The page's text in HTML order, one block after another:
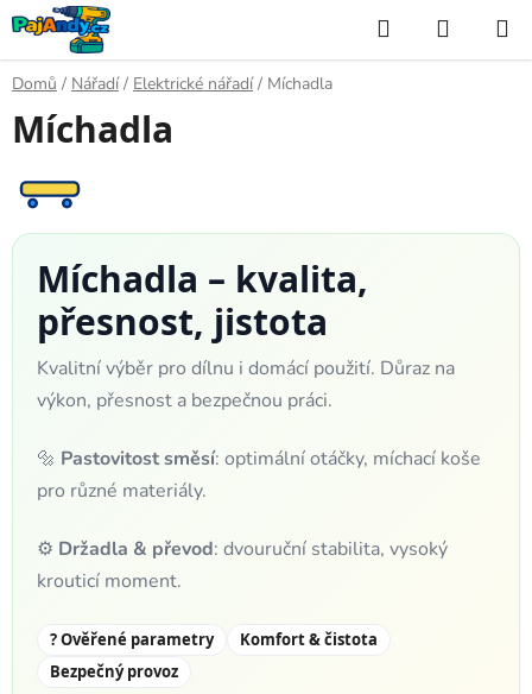
Přejít
na
obsah
Hledat
KOŠÍK
Domů / Nářadí / Elektrické nářadí / Míchadla
Míchadla
Míchadla – kvalita,
přesnost, jistota
Kvalitní výběr pro dílnu i domácí použití. Důraz na
výkon, přesnost a bezpečnou práci.
🔩 Pastovitost směsí: optimální otáčky, míchací koše
pro různé materiály.
⚙️ Držadla & převod: dvouruční stabilita, vysoký
krouticí moment.
? Ověřené parametry
Komfort & čistota
Bezpečný provoz